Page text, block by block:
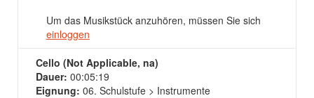
Um das Musikstück anzuhören, müssen Sie sich
einloggen
Cello (Not Applicable, na)
Dauer: 00:05:19
Eignung: 06. Schulstufe > Instrumente